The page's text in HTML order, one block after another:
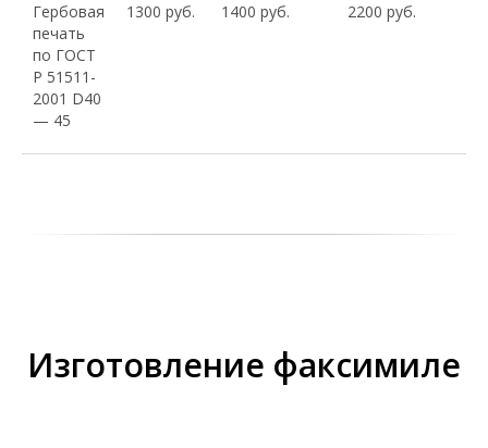
Гербовая
печать
по ГОСТ
Р 51511-
2001 D40
— 45
1300 руб. 1400 руб. 2200 руб.
Изготовление факсимиле